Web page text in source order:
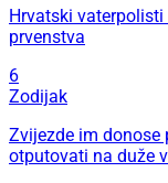
Hrvatski
prvenstva
6
Zodijak
Zvijezde im donose
otputovati na duže